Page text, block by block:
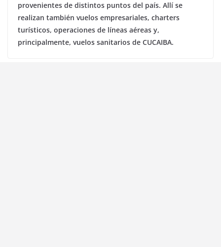
provenientes de distintos puntos del país. Allí se
realizan también vuelos empresariales, charters
turísticos, operaciones de líneas aéreas y,
principalmente, vuelos sanitarios de CUCAIBA.